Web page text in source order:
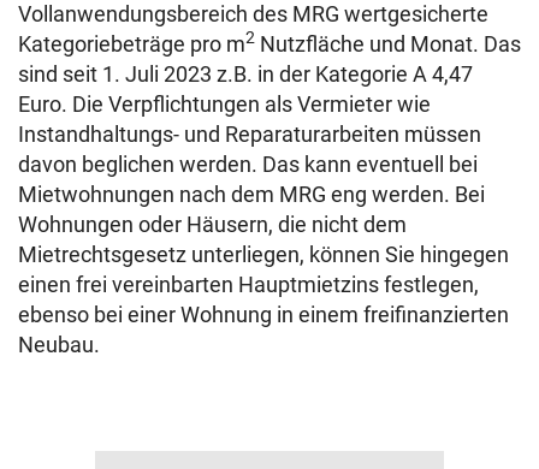
Vollanwendungsbereich des MRG wertgesicherte
Kategoriebeträge pro m2 Nutzfläche und Monat. Das
sind seit 1. Juli 2023 z.B. in der Kategorie A 4,47
Euro. Die Verpflichtungen als Vermieter wie
Instandhaltungs- und Reparaturarbeiten müssen
davon beglichen werden. Das kann eventuell bei
Mietwohnungen nach dem MRG eng werden. Bei
Wohnungen oder Häusern, die nicht dem
Mietrechtsgesetz unterliegen, können Sie hingegen
einen frei vereinbarten Hauptmietzins festlegen,
ebenso bei einer Wohnung in einem freifinanzierten
Neubau.